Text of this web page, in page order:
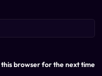
this browser for the next time